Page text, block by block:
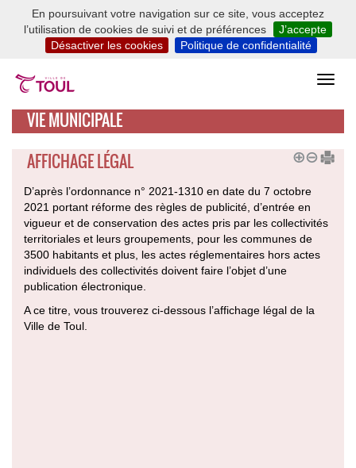
En poursuivant votre navigation sur ce site, vous acceptez
l’utilisation de cookies de suivi et de préférences
J’accepte
Désactiver les cookies
Politique de confidentialité
VIE MUNICIPALE
AFFICHAGE LÉGAL
D’après l’ordonnance n° 2021-1310 en date du 7 octobre
2021 portant réforme des règles de publicité, d’entrée en
vigueur et de conservation des actes pris par les collectivités
territoriales et leurs groupements, pour les communes de
3500 habitants et plus, les actes réglementaires hors actes
individuels des collectivités doivent faire l’objet d’une
publication électronique.
A ce titre, vous trouverez ci-dessous l’affichage légal de la
Ville de Toul.